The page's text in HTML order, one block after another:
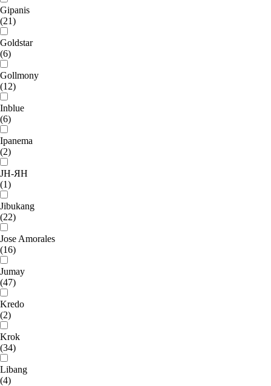
Gipanis
(21)
Goldstar
(6)
Gollmony
(12)
Inblue
(6)
Ipanema
(2)
JH-ЯН
(1)
Jibukang
(22)
Jose Amorales
(16)
Jumay
(47)
Kredo
(2)
Krok
(34)
Libang
(4)